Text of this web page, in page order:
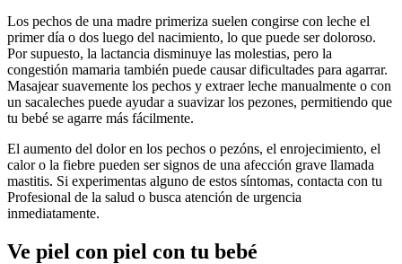
Los pechos de una madre primeriza suelen congirse con leche el
primer día o dos luego del nacimiento, lo que puede ser doloroso.
Por supuesto, la lactancia disminuye las molestias, pero la
congestión mamaria también puede causar dificultades para agarrar.
Masajear suavemente los pechos y extraer leche manualmente o con
un sacaleches puede ayudar a suavizar los pezones, permitiendo que
tu bebé se agarre más fácilmente.
El aumento del dolor en los pechos o pezóns, el enrojecimiento, el
calor o la fiebre pueden ser signos de una afección grave llamada
mastitis. Si experimentas alguno de estos síntomas, contacta con tu
Profesional de la salud o busca atención de urgencia
inmediatamente.
Ve piel con piel con tu bebé